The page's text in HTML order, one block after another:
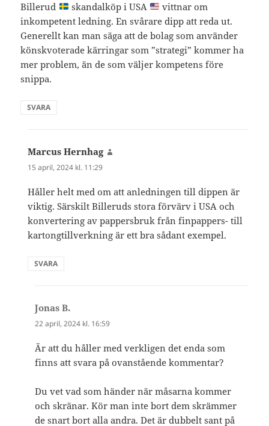
Billerud skandalköp i USA
vittnar om
inkompetent ledning. En svårare dipp att reda ut.
Generellt kan man säga att de bolag som använder
könskvoterade kärringar som ”strategi” kommer ha
mer problem, än de som väljer kompetens före
snippa.
SVARA
Marcus Hernhag
15 april, 2024 kl. 11:29
Håller helt med om att anledningen till dippen är
viktig. Särskilt Billeruds stora förvärv i USA och
konvertering av pappersbruk från finpappers- till
kartongtillverkning är ett bra sådant exempel.
SVARA
Jonas B.
22 april, 2024 kl. 16:59
Är att du håller med verkligen det enda som
finns att svara på ovanstående kommentar?
Du vet vad som händer när måsarna kommer
och skränar. Kör man inte bort dem skrämmer
de snart bort alla andra. Det är dubbelt sant på